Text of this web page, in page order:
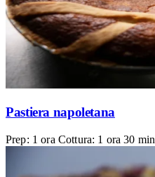
Pastiera napoletana
Prep: 1 ora Cottura: 1 ora 30 min